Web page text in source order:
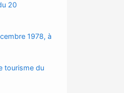
20
1978, à
tourisme du